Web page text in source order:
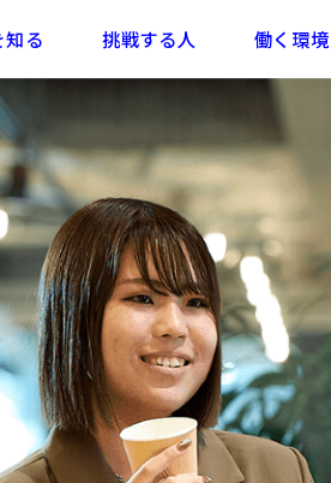
知る
実績紹介
挑戦する人
社員インタビュー
働く環境
働き方